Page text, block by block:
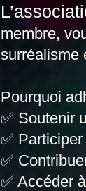
membre,
surréalisme
Pourquoi
✅ Soutenir
✅
✅
✅ Accéder